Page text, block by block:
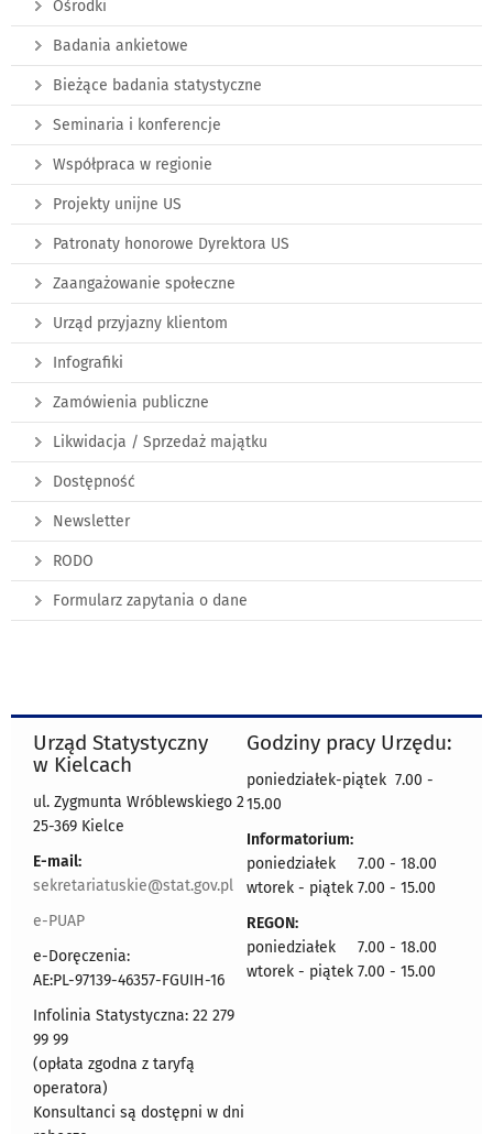
Ośrodki
Badania ankietowe
Bieżące badania statystyczne
Seminaria i konferencje
Współpraca w regionie
Projekty unijne US
Patronaty honorowe Dyrektora US
Zaangażowanie społeczne
Urząd przyjazny klientom
Infografiki
Zamówienia publiczne
Likwidacja / Sprzedaż majątku
Dostępność
Newsletter
RODO
Formularz zapytania o dane
Urząd Statystyczny
w Kielcach
ul. Zygmunta Wróblewskiego 2
25-369 Kielce
E-mail:
sekretariatuskie@stat.gov.pl
e-PUAP
e-Doręczenia:
AE:PL-97139-46357-FGUIH-16
Infolinia Statystyczna: 22 279
99 99
(opłata zgodna z taryfą
operatora)
Konsultanci są dostępni w dni
Godziny pracy Urzędu:
poniedziałek-piątek 7.00 -
15.00
Informatorium:
poniedziałek 7.00 - 18.00
wtorek - piątek 7.00 - 15.00
REGON:
poniedziałek 7.00 - 18.00
wtorek - piątek 7.00 - 15.00